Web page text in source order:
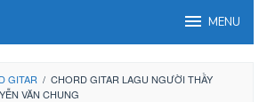
MENU
GITAR / CHORD GITAR LAGU NGƯỜI THẦY
VĂN CHUNG